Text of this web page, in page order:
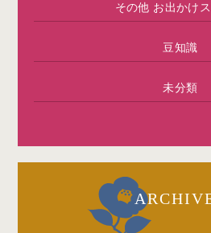
その他 お出かけ
豆知識
未分類